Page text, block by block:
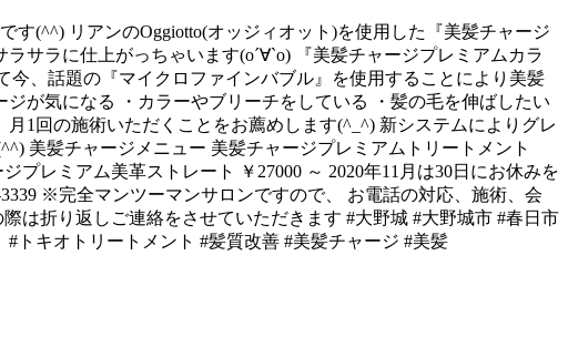
す(^^) リアンのOggiotto(オッジィオット)を使用した『美髪チャージ
サラに仕上がっちゃいます(о´∀`о) 『美髪チャージプレミアムカラ
、話題の『マイクロファインバブル』を使用することにより美髪
が気になる ・カラーやブリーチをしている ・髪の毛を伸ばしたい
1回の施術いただくことをお薦めします(^_^) 新システムによりグレ
美髪チャージメニュー 美髪チャージプレミアムトリートメント
プレミアム美革ストレート ￥27000 ～ 2020年11月は30日にお休みを
※完全マンツーマンサロンですので、 お電話の対応、施術、会
は折り返しご連絡をさせていただきます #大野城 #大野城市 #春日市
トキオトリートメント #髪質改善 #美髪チャージ #美髪